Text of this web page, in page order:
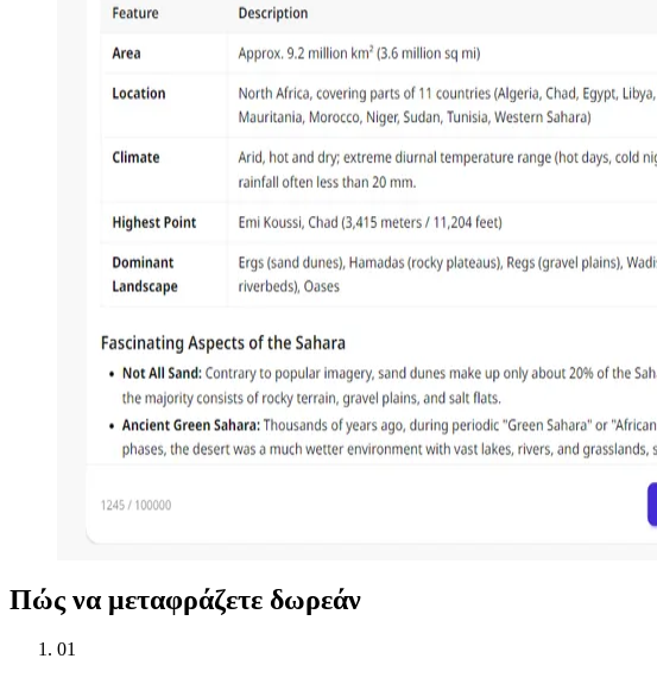
Πώς να μεταφράζετε δωρεάν
01